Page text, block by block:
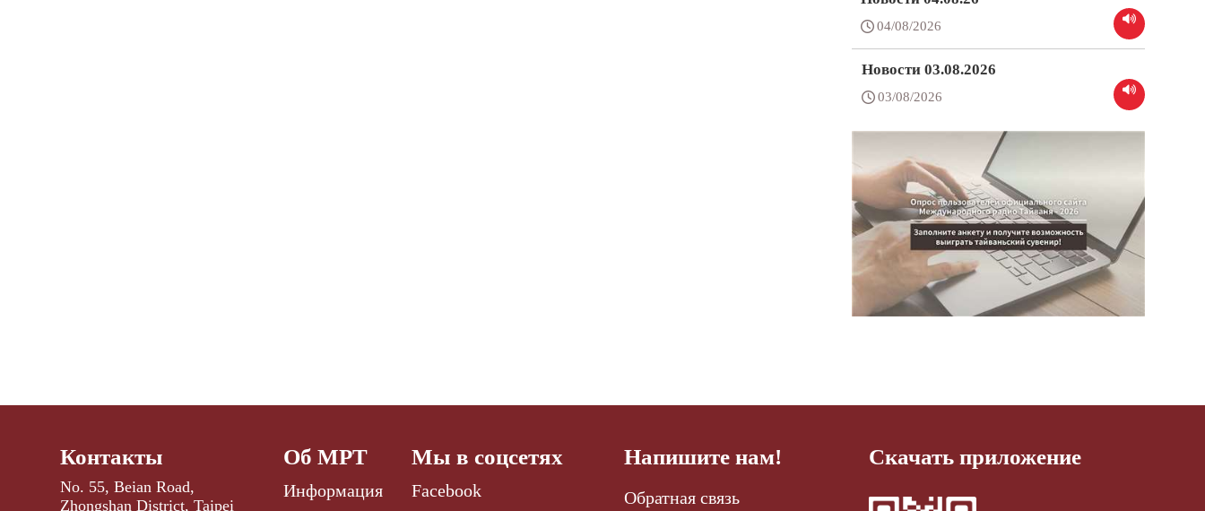
04/08/2026
Новости 03.08.2026
03/08/2026
Контакты
No. 55, Beian Road,
Zhongshan District, Taipei
Об МРТ
Информация
Мы в соцсетях
Facebook
Напишите нам!
Обратная связь
Скачать приложение